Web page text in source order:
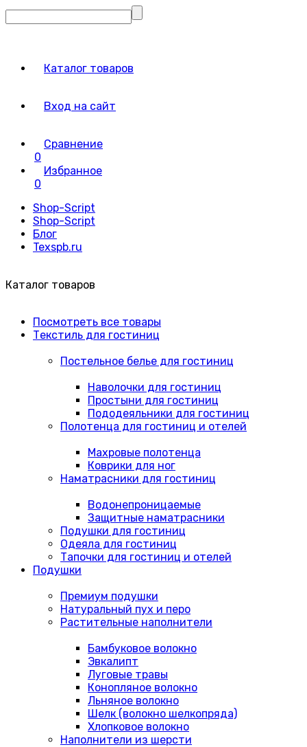
Каталог товаров
Вход на сайт
Сравнение
0
Избранное
0
Shop-Script
Shop-Script
Блог
Texspb.ru
Каталог товаров
Посмотреть все товары
Текстиль для гостиниц
Постельное белье для гостиниц
Наволочки для гостиниц
Простыни для гостиниц
Пододеяльники для гостиниц
Полотенца для гостиниц и отелей
Махровые полотенца
Коврики для ног
Наматрасники для гостиниц
Водонепроницаемые
Защитные наматрасники
Подушки для гостиниц
Одеяла для гостиниц
Тапочки для гостиниц и отелей
Подушки
Премиум подушки
Натуральный пух и перо
Растительные наполнители
Бамбуковое волокно
Эвкалипт
Луговые травы
Конопляное волокно
Льняное волокно
Шелк (волокно шелкопряда)
Хлопковое волокно
Наполнители из шерсти